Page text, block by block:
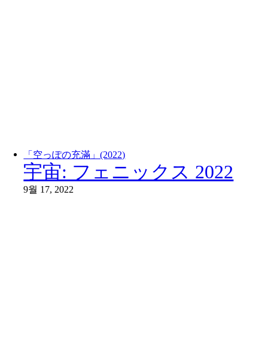
「空っぽの充滿」(2022)
宇宙: フェニックス 2022
9월 17, 2022